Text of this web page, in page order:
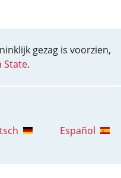
gezag is voorzien,
State.
Español